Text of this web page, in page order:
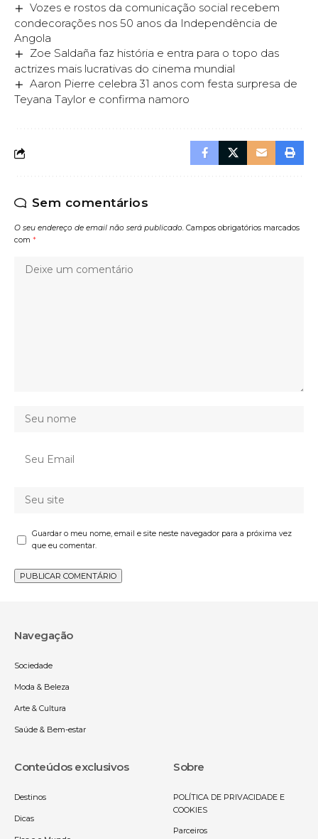
Vozes e rostos da comunicação social recebem
condecorações nos 50 anos da Independência de
Angola
Zoe Saldaña faz história e entra para o topo das
actrizes mais lucrativas do cinema mundial
Aaron Pierre celebra 31 anos com festa surpresa de
Teyana Taylor e confirma namoro
Sem comentários
O seu endereço de email não será publicado. Campos obrigatórios marcados
com *
Guardar o meu nome, email e site neste navegador para a próxima vez
que eu comentar.
Navegação
Sociedade
Moda & Beleza
Arte & Cultura
Saúde & Bem-estar
Conteúdos exclusivos
Destinos
Dicas
Sobre
POLÍTICA DE PRIVACIDADE E
COOKIES
Parceiros